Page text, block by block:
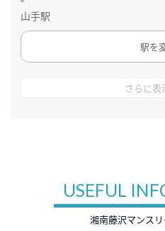
山手駅
駅を
さらに表
USEFUL
湘南藤沢マンス